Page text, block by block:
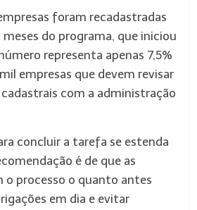
foram recadastradas
do programa, que iniciou
representa apenas 7,5%
empresas que devem revisar
com a administração
concluir a tarefa se estenda
é de que as
o processo o quanto antes
em dia e evitar